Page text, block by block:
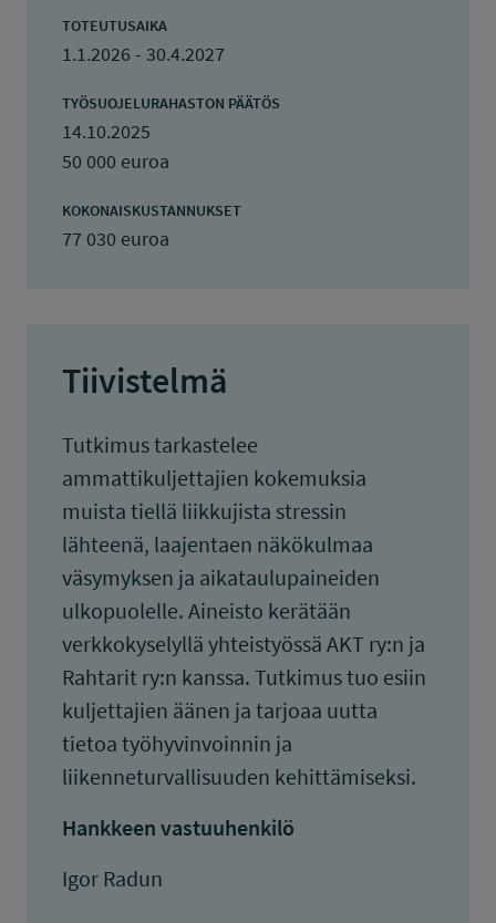
TOTEUTUSAIKA
1.1.2026 - 30.4.2027
TYÖSUOJELURAHASTON PÄÄTÖS
14.10.2025
50 000 euroa
KOKONAISKUSTANNUKSET
77 030 euroa
Tiivistelmä
Tutkimus tarkastelee
ammattikuljettajien kokemuksia
muista tiellä liikkujista stressin
lähteenä, laajentaen näkökulmaa
väsymyksen ja aikataulupaineiden
ulkopuolelle. Aineisto kerätään
verkkokyselyllä yhteistyössä AKT ry:n ja
Rahtarit ry:n kanssa. Tutkimus tuo esiin
kuljettajien äänen ja tarjoaa uutta
tietoa työhyvinvoinnin ja
liikenneturvallisuuden kehittämiseksi.
Hankkeen vastuuhenkilö
Igor Radun